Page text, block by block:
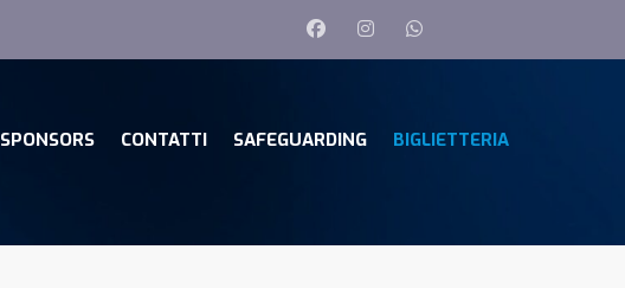
SPONSORS CONTATTI SAFEGUARDING BIGLIETTERIA